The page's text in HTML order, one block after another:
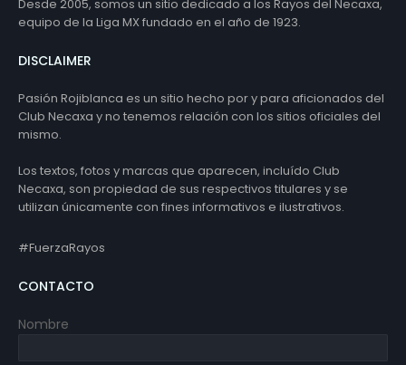
Desde 2005, somos un sitio dedicado a los Rayos del Necaxa,
equipo de la Liga MX fundado en el año de 1923.
DISCLAIMER
Pasión Rojiblanca es un sitio hecho por y para aficionados del
Club Necaxa y no tenemos relación con los sitios oficiales del
mismo.
Los textos, fotos y marcas que aparecen, incluído Club
Necaxa, son propiedad de sus respectivos titulares y se
utilizan únicamente con fines informativos e ilustrativos.
#FuerzaRayos
CONTACTO
Nombre